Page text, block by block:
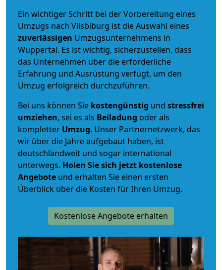
Ein wichtiger Schritt bei der Vorbereitung eines
Umzugs nach Vilsbiburg ist die Auswahl eines
zuverlässigen Umzugsunternehmens in
Wuppertal. Es ist wichtig, sicherzustellen, dass
das Unternehmen über die erforderliche
Erfahrung und Ausrüstung verfügt, um den
Umzug erfolgreich durchzuführen.
Bei uns können Sie kostengünstig und stressfrei
umziehen, sei es als Beiladung oder als
kompletter Umzug. Unser Partnernetzwerk, das
wir über die Jahre aufgebaut haben, ist
deutschlandweit und sogar international
unterwegs. Holen Sie sich jetzt kostenlose
Angebote und erhalten Sie einen ersten
Überblick über die Kosten für Ihren Umzug.
Kostenlose Angebote erhalten